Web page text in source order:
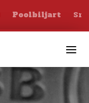
Poolbiljart